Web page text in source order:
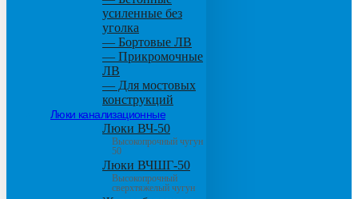
усиленные без
уголка
— Бортовые ЛВ
— Прикромочные
ЛВ
— Для мостовых
конструкций
Люки канализационные
Люки ВЧ-50
Высокопрочный чугун
50
Люки ВЧШГ-50
Высокопрочный
сверхтяжелый чугун